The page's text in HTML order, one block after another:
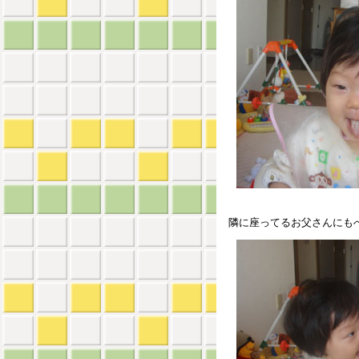
隣に座ってるお父さんにも